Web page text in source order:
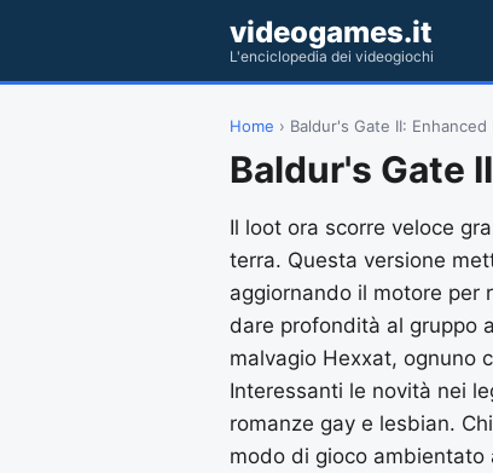
videogames.it
L'enciclopedia dei videogiochi
Home › Baldur's Gate II: Enhanced
Baldur's Gate
Il loot ora scorre veloce
terra. Questa versione
aggiornando il motore per
dare profondità al gruppo
malvagio Hexxat, ognuno
Interessanti le novità nei
romanze gay e lesbian.
modo di gioco